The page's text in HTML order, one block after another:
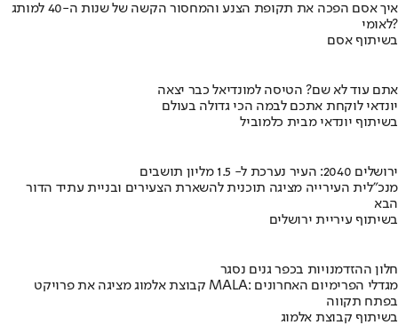
איך אסם הפכה את תקופת הצנע והמחסור הקשה של שנות ה-40 למותג
לאומי?
בשיתוף אסם
אתם עוד לא שם? הטיסה למונדיאל כבר יצאה
יונדאי לוקחת אתכם לבמה הכי גדולה בעולם
בשיתוף יונדאי מבית כלמוביל
ירושלים 2040: העיר נערכת ל- 1.5 מליון תושבים
מנכ"לית העירייה מציגה תוכנית להשארת הצעירים ובניית עתיד הדור
הבא
בשיתוף עיריית ירושלים
חלון ההזדמנויות בכפר גנים נסגר
קבוצת אלמוג מציגה את פרויקט MALA: מגדלי הפרימיום האחרונים
בפתח תקווה
בשיתוף קבוצת אלמוג